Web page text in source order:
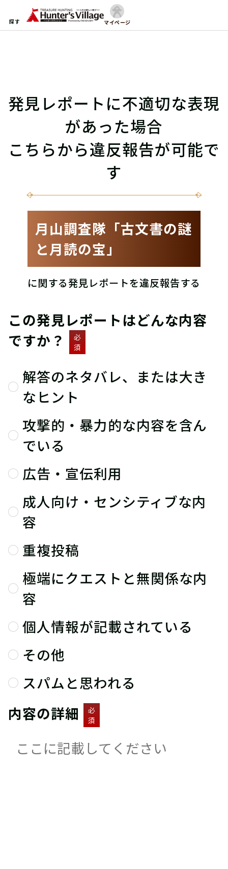
探す マイページ
発見レポートに不適切な表現
があった場合
こちらから違反報告が可能で
す
月山調査隊「古文書の謎
と月読の宝」
に関する発見レポートを違反報告する
この発見レポートはどんな内容
ですか？
必
須
解答のネタバレ、または大き
なヒント
攻撃的・暴力的な内容を含ん
でいる
広告・宣伝利用
成人向け・センシティブな内
容
重複投稿
極端にクエストと無関係な内
容
個人情報が記載されている
その他
スパムと思われる
内容の詳細
必
須